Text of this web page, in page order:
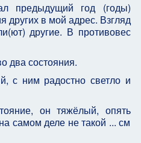
предыдущий год (годы)
в мой адрес. Взгляд
другие. В противовес
два состояния.
с ним радостно светло и
он тяжёлый, опять
самом деле не такой ... см